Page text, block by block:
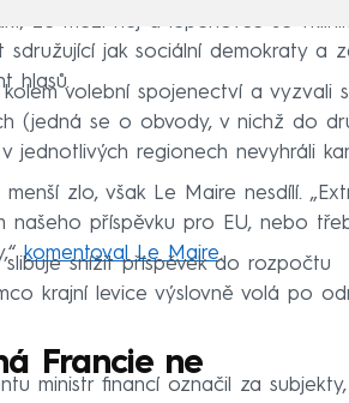
že mezi něj a lepenovce se
jak sociální demokraty a
hlasů.
volební spojenectví a vyzvali
(jedná se o obvody, v nichž do
jednotlivých regionech nevyhráli
zlo, však Le Maire nesdílí.
našeho příspěvku pro EU, nebo
komentoval Le Maire.
snížit příspěvek do rozpočtu
krajní levice výslovně volá po
Francie ne
ministr financí označil za